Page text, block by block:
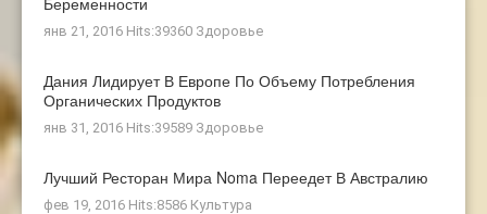
янв 21, 2016 Hits:39360 Здоровье
Дания Лидирует В Европе По Объему Потребления
Органических Продуктов
янв 31, 2016 Hits:39589 Здоровье
Лучший Ресторан Мира Noma Переедет В Австралию
фев 19, 2016 Hits:8586 Культура